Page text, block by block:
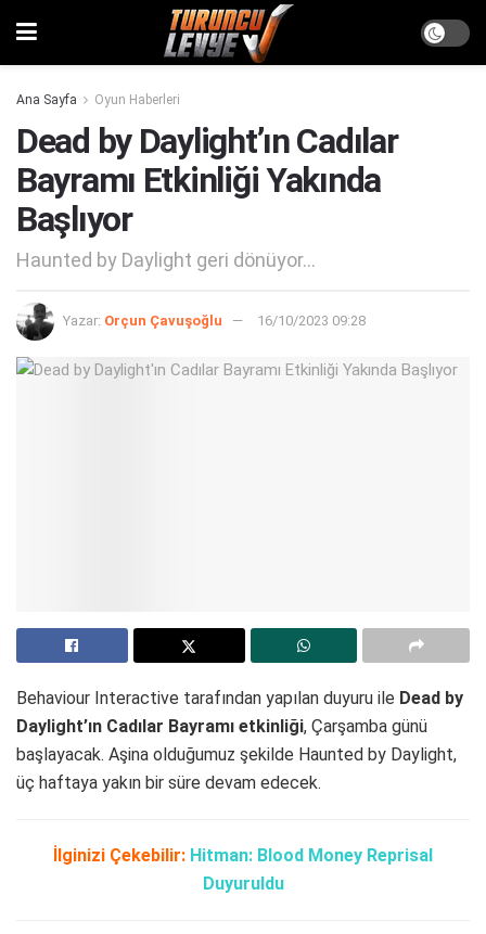
Ana Sayfa Oyun Haberleri
Dead by Daylight’ın Cadılar
Bayramı Etkinliği Yakında
Başlıyor
Haunted by Daylight geri dönüyor...
Yazar: Orçun Çavuşoğlu 16/10/2023 09:28
Behaviour Interactive tarafından yapılan duyuru ile Dead by
Daylight’ın Cadılar Bayramı etkinliği, Çarşamba günü
başlayacak. Aşina olduğumuz şekilde Haunted by Daylight,
üç haftaya yakın bir süre devam edecek.
İlginizi Çekebilir: Hitman: Blood Money Reprisal
Duyuruldu